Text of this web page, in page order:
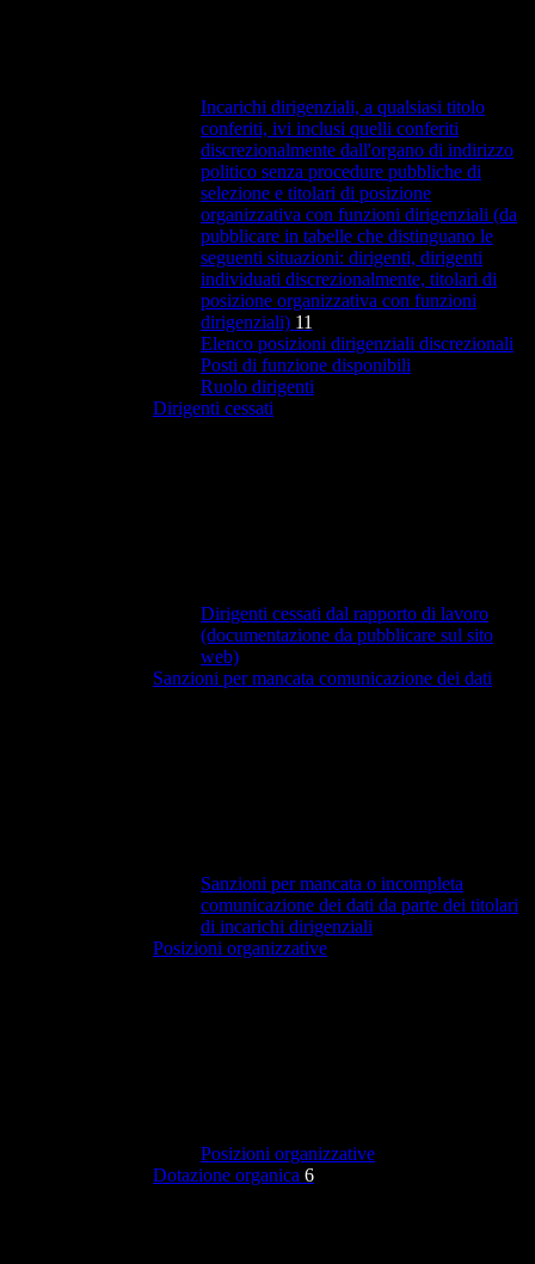
Incarichi dirigenziali, a qualsiasi titolo
conferiti, ivi inclusi quelli conferiti
discrezionalmente dall'organo di indirizzo
politico senza procedure pubbliche di
selezione e titolari di posizione
organizzativa con funzioni dirigenziali (da
pubblicare in tabelle che distinguano le
seguenti situazioni: dirigenti, dirigenti
individuati discrezionalmente, titolari di
posizione organizzativa con funzioni
dirigenziali) 11
Elenco posizioni dirigenziali discrezionali
Posti di funzione disponibili
Ruolo dirigenti
Dirigenti cessati
Dirigenti cessati dal rapporto di lavoro
(documentazione da pubblicare sul sito
web)
Sanzioni per mancata comunicazione dei dati
Sanzioni per mancata o incompleta
comunicazione dei dati da parte dei titolari
di incarichi dirigenziali
Posizioni organizzative
Posizioni organizzative
Dotazione organica 6